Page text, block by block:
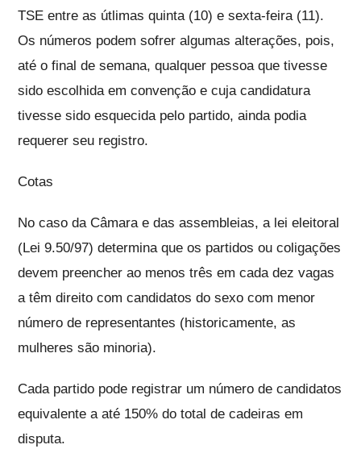
TSE entre as útlimas quinta (10) e sexta-feira (11).
Os números podem sofrer algumas alterações, pois,
até o final de semana, qualquer pessoa que tivesse
sido escolhida em convenção e cuja candidatura
tivesse sido esquecida pelo partido, ainda podia
requerer seu registro.
Cotas
No caso da Câmara e das assembleias, a lei eleitoral
(Lei 9.50/97) determina que os partidos ou coligações
devem preencher ao menos três em cada dez vagas
a têm direito com candidatos do sexo com menor
número de representantes (historicamente, as
mulheres são minoria).
Cada partido pode registrar um número de candidatos
equivalente a até 150% do total de cadeiras em
disputa.